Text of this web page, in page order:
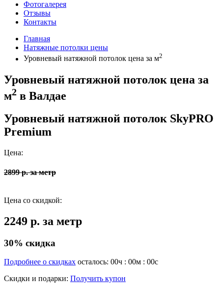
Фотогалерея
Отзывы
Контакты
Главная
Натяжные потолки цены
Уровневый натяжной потолок цена за м2
Уровневый натяжной потолок цена за
м2 в Валдае
Уровневый натяжной потолок SkyPRO
Premium
Цена:
2899 р. за метр
Цена со скидкой:
2249 р. за метр
30% скидка
Подробнее о скидках осталось: 00ч : 00м : 00с
Скидки и подарки: Получить купон